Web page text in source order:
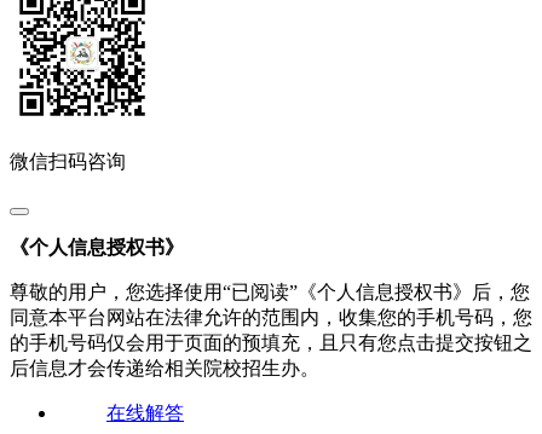
微信扫码咨询
《个人信息授权书》
尊敬的用户，您选择使用“已阅读”《个人信息授权书》后，您
同意本平台网站在法律允许的范围内，收集您的手机号码，您
的手机号码仅会用于页面的预填充，且只有您点击提交按钮之
后信息才会传递给相关院校招生办。
在线解答